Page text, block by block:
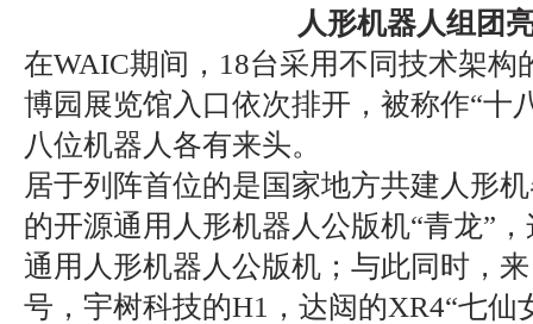
人形机器人组团
在WAIC期间，18台采用不同技术架构
博园展览馆入口依次排开，被称作“十
八位机器人各有来头。
居于列阵首位的是国家地方共建人形
的开源通用人形机器人公版机“青龙”
通用人形机器人公版机；与此同时，
号，宇树科技的H1，达闼的XR4“七仙